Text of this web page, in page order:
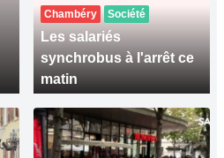
Chambéry Société
Les salariés
synchrobus à l'arrêt ce
matin